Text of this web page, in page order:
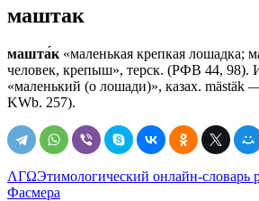
маштак
машта́к «маленькая крепкая лошадка;
человек, крепыш», терск. (РФВ 44, 98).
«маленький (о лошади)», казах. mästäk
KWb. 257).
ΛΓΩЭтимологический онлайн-словарь
Фасмера